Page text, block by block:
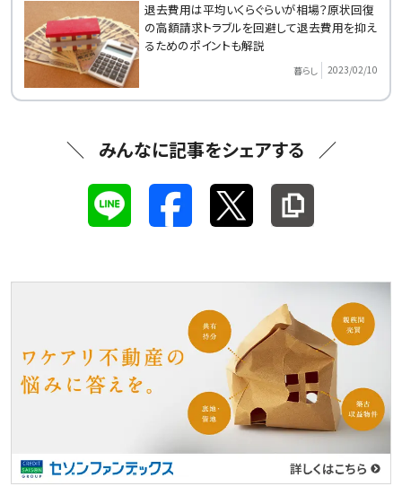
退去費用は平均いくらぐらいが相場？原状回復
の高額請求トラブルを回避して退去費用を抑え
るためのポイントも解説
暮らし 2023/02/10
みんなに記事をシェアする